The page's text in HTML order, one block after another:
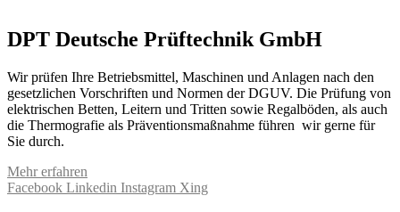
DPT Deutsche Prüftechnik GmbH
Wir prüfen Ihre Betriebsmittel, Maschinen und Anlagen nach den
gesetzlichen Vorschriften und Normen der DGUV. Die Prüfung von
elektrischen Betten, Leitern und Tritten sowie Regalböden, als auch
die Thermografie als Präventionsmaßnahme führen wir gerne für
Sie durch.
Mehr erfahren
Facebook Linkedin Instagram Xing